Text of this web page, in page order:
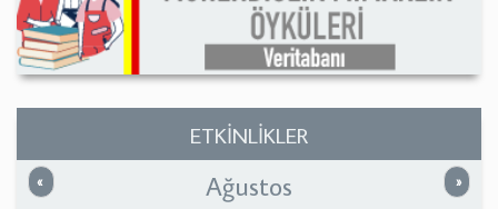
ETKİNLİKLER
« Önceki »
Ağustos